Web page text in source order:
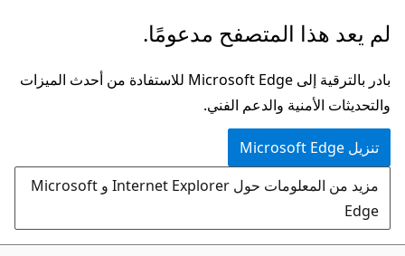
تخطي
إلى
المحتوى
الرئيسي
لم يعد هذا المتصفح مدعومًا.
بادر بالترقية إلى Microsoft Edge للاستفادة من أحدث الميزات
والتحديثات الأمنية والدعم الفني.
تنزيل Microsoft Edge
مزيد من المعلومات حول Internet Explorer و Microsoft
Edge